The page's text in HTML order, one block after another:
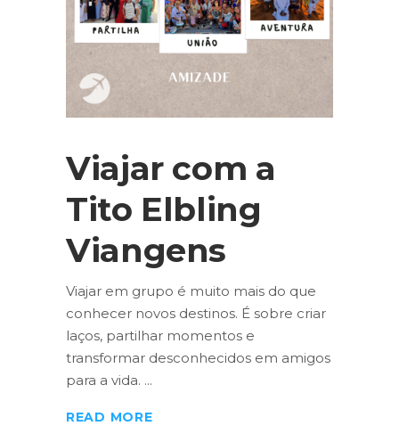
Viajar com a
Tito Elbling
Viangens
Viajar em grupo é muito mais do que
conhecer novos destinos. É sobre criar
laços, partilhar momentos e
transformar desconhecidos em amigos
para a vida.
READ MORE